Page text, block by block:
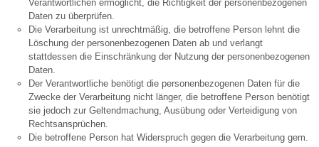
Verantwortlichen ermöglicht, die Richtigkeit der personenbezogenen
Daten zu überprüfen.
Die Verarbeitung ist unrechtmäßig, die betroffene Person lehnt die
Löschung der personenbezogenen Daten ab und verlangt
stattdessen die Einschränkung der Nutzung der personenbezogenen
Daten.
Der Verantwortliche benötigt die personenbezogenen Daten für die
Zwecke der Verarbeitung nicht länger, die betroffene Person benötigt
sie jedoch zur Geltendmachung, Ausübung oder Verteidigung von
Rechtsansprüchen.
Die betroffene Person hat Widerspruch gegen die Verarbeitung gem.